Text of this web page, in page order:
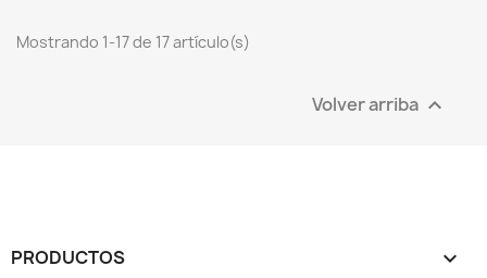
Mostrando 1-17 de 17 artículo(s)
Volver arriba 
PRODUCTOS 